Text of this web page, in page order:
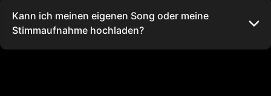
Kann ich meinen eigenen Song oder meine
Stimmaufnahme hochladen?